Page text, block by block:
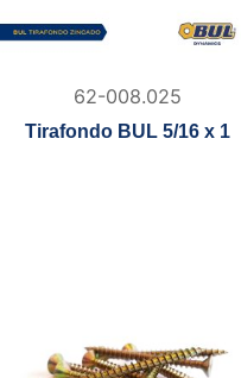
62-008.025
Tirafondo BUL 5/16 x 1